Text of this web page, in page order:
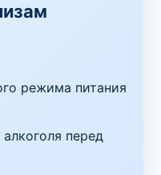
режима питания
перед